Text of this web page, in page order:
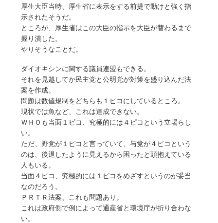
厚生大臣当時、厚生省に表示をする前提で動けと強く指
示されたそうだ。
ところが、厚生省はこの大臣の指示を大臣が替わるまで
握り潰した。
やりそうなことだ。
ダイオキシンに関する議員連盟もできる。
それを見越してか民主党と公明党が対策を盛り込んだ法
案を作成。
問題は数値規制をどちらも１ピコにしているところ。
現状では魚など、これは達成できない。
ＷＨＯも当面１ピコ、究極的には４ピコという立場らし
い。
ただ、野党が１ピコと言っていて、与党が４ピコという
のは、後退したように見えるから困ったと頭抱えている
人もいる。
当面４ピコ、究極的には１ピコをめざすというのが妥当
なのだろう。
ＰＲＴＲ法案、これも問題あり。
これは政府側で例によって通産省と環境庁が折り合わな
い。